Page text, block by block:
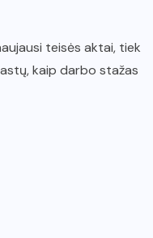
teisės aktai, tiek
kaip darbo stažas